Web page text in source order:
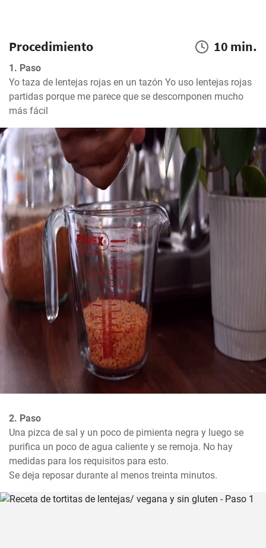
Procedimiento 10 min.
1. Paso
Yo taza de lentejas rojas en un tazón Yo uso lentejas rojas
partidas porque me parece que se descomponen mucho
más fácil
2. Paso
Una pizca de sal y un poco de pimienta negra y luego se
purifica un poco de agua caliente y se remoja. No hay
medidas para los requisitos para esto.
Se deja reposar durante al menos treinta minutos.